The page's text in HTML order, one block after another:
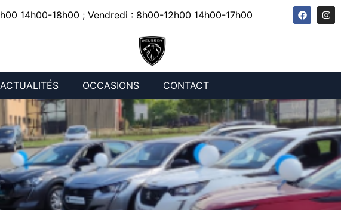
14h00-18h00 ; Vendredi : 8h00-12h00 14h00-17h00
ACTUALITÉS OCCASIONS CONTACT